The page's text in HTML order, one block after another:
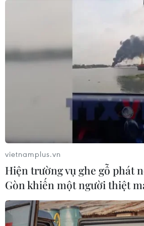
vietnamplus.vn
Hiện trường vụ ghe gỗ phát
Gòn khiến một người thiệt